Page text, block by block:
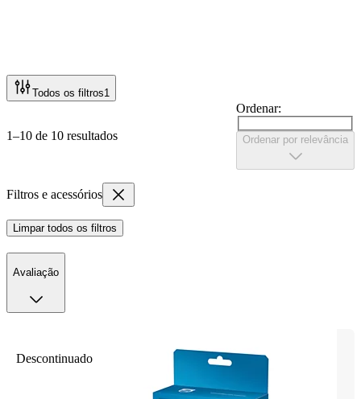
Todos os filtros1
1–10 de 10 resultados
Ordenar:
Ordenar por relevância
Filtros e acessórios
Limpar todos os filtros
Avaliação
Descontinuado